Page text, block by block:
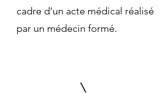
cadre d’un acte médical réalisé
par un médecin formé.